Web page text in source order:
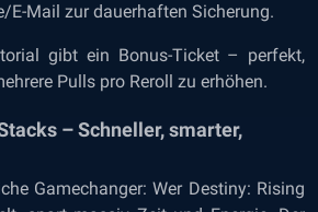
E-Mail zur dauerhaften Sicherung.
gibt ein Bonus-Ticket – perfekt,
Pulls pro Reroll zu erhöhen.
– Schneller, smarter,
Gamechanger: Wer Destiny: Rising